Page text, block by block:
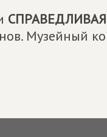
Музейный